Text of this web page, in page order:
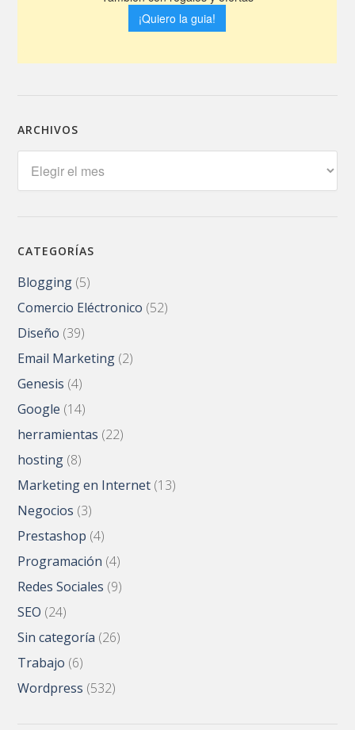
ARCHIVOS
CATEGORÍAS
Blogging (5)
Comercio Eléctronico (52)
Diseño (39)
Email Marketing (2)
Genesis (4)
Google (14)
herramientas (22)
hosting (8)
Marketing en Internet (13)
Negocios (3)
Prestashop (4)
Programación (4)
Redes Sociales (9)
SEO (24)
Sin categoría (26)
Trabajo (6)
Wordpress (532)